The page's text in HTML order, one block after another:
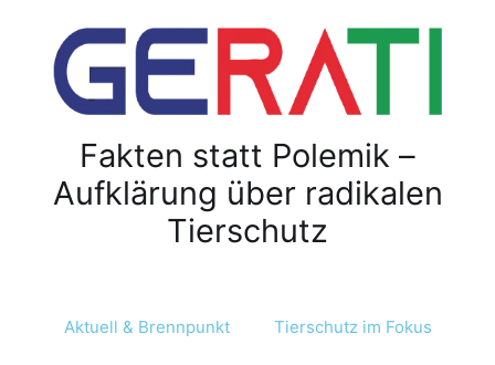
Fakten statt Polemik –
Aufklärung über radikalen
Tierschutz
Aktuell & Brennpunkt Tierschutz im Fokus